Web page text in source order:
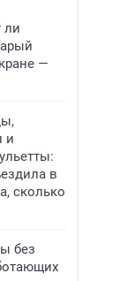
ли
—
и
в
сколько
без